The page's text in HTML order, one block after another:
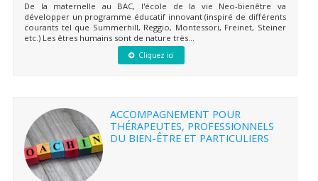
De la maternelle au BAC, l'école de la vie Neo-bienêtre va
développer un programme éducatif innovant (inspiré de différents
courants tel que Summerhill, Reggio, Montessori, Freinet, Steiner
etc.) Les êtres humains sont de nature très...
Cliquez ici
ACCOMPAGNEMENT POUR
THÉRAPEUTES, PROFESSIONNELS
DU BIEN-ÊTRE ET PARTICULIERS